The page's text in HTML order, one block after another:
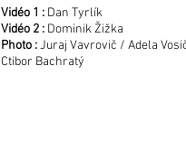
Vidéo 1 : Dan Tyrlík
Vidéo 2 : Dominik Žižka
Photo :Juraj Vavrovič / Adela
Ctibor Bachratý